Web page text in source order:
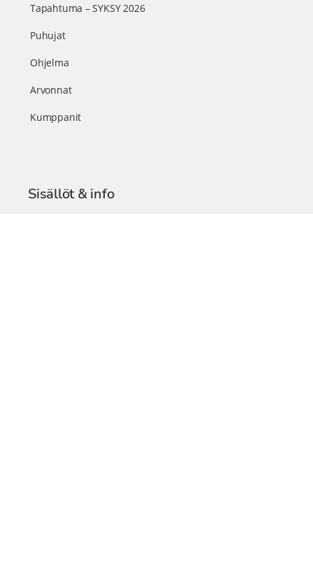
Tapahtuma – SYKSY 2026
Puhujat
Ohjelma
Arvonnat
Kumppanit
Sisällöt & info